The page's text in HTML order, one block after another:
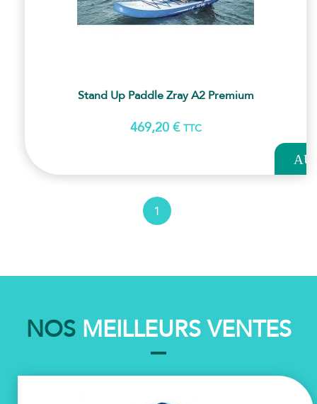
Stand Up Paddle Zray A2 Premium
469,20 € TTC
AU
1
NOS MEILLEURS VENTES